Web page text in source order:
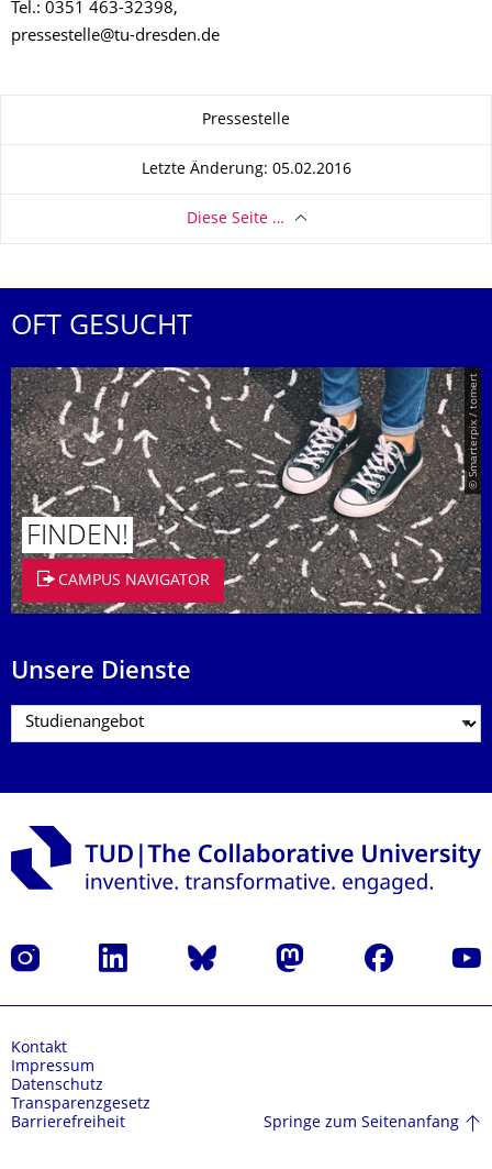
Tel.: 0351 463-32398,
pressestelle@tu-dresden.de
Pressestelle
Letzte Änderung: 05.02.2016
Diese Seite …
OFT GESUCHT
© Smarterpix / tomert
FINDEN!
CAMPUS NAVIGATOR
Unsere Dienste
Instagram LinkedIn Bluesky Mastodon Facebook
Kontakt
Impressum
Datenschutz
Transparenzgesetz
Barrierefreiheit
Springe zum Seitenanfang